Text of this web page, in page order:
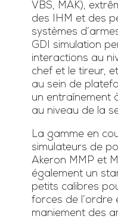
VBS, MÄK),
des IHM et des
systèmes
GDI simulation
interactions au
chef et le tireur,
au sein de
un entraînement
au niveau de la
La gamme en
simulateurs de
Akeron MMP et
également un
petits calibres
forces de l’ordre
maniement des